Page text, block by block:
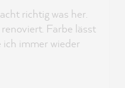
richtig was her.
Farbe lässt
ich immer wieder